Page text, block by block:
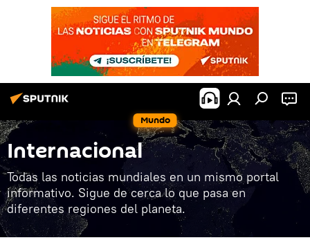
Mundo
Internacional
Todas las noticias mundiales en un mismo portal
informativo. Sigue de cerca lo que pasa en
diferentes regiones del planeta.